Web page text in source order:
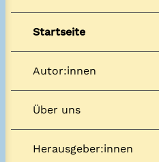
Startseite
Autor:innen
Über uns
Herausgeber:innen